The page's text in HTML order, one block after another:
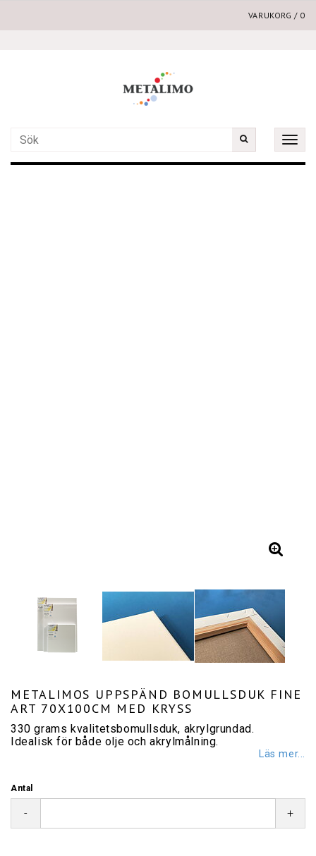
VARUKORG / 0
Toggle
METALIMOS UPPSPÄND BOMULLSDUK FINE
ART 70X100CM MED KRYSS
330 grams kvalitetsbomullsduk, akrylgrundad.
Idealisk för både olje och akrylmålning.
Läs mer...
Antal
- +